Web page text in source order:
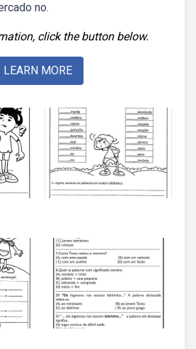
no.
click the button below.
LEARN MORE